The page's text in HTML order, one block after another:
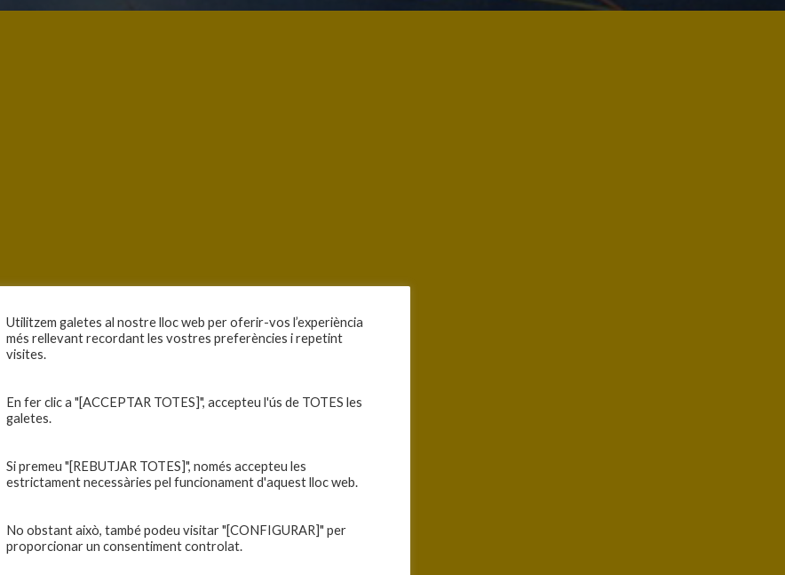
Utilitzem galetes al nostre lloc web per oferir-vos l’experiència
més rellevant recordant les vostres preferències i repetint
visites.
En fer clic a "[ACCEPTAR TOTES]", accepteu l'ús de TOTES les
galetes.
Si premeu "[REBUTJAR TOTES]", només accepteu les
estrictament necessàries pel funcionament d'aquest lloc web.
No obstant això, també podeu visitar "[CONFIGURAR]" per
proporcionar un consentiment controlat.